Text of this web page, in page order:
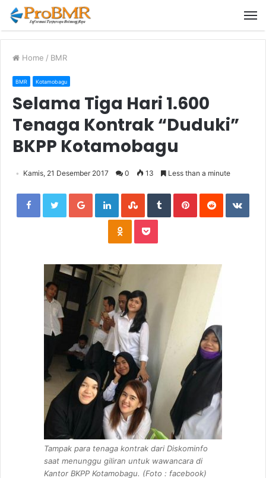
Home / BMR
BMR Kotamobagu
Selama Tiga Hari 1.600
Tenaga Kontrak “Duduki”
BKPP Kotamobagu
Kamis, 21 Desember 2017 0 13 Less than a minute
FacebookTwitterGoogle+LinkedInStumbleUpon
TumblrPinterestReddit
Odnoklassniki
Pocket
Tampak para tenaga kontrak dari Diskominfo
saat menunggu giliran untuk wawancara di
Kantor BKPP Kotamobagu. (Foto : facebook)